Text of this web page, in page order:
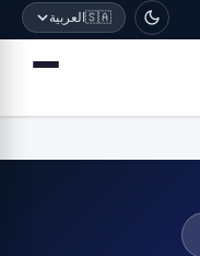
🇸🇦العربية